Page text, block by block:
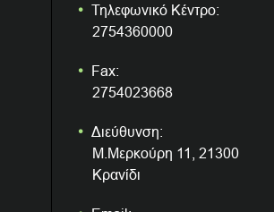
Τηλεφωνικό Κέντρο:
2754360000
Fax:
2754023668
Διεύθυνση:
Μ.Μερκούρη 11, 21300
Κρανίδι